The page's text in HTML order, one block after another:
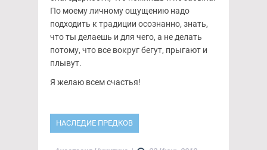
По моему личному ощущению надо
подходить к традиции осознанно, знать,
что ты делаешь и для чего, а не делать
потому, что все вокруг бегут, прыгают и
плывут.
Я желаю всем счастья!
НАСЛЕДИЕ ПРЕДКОВ